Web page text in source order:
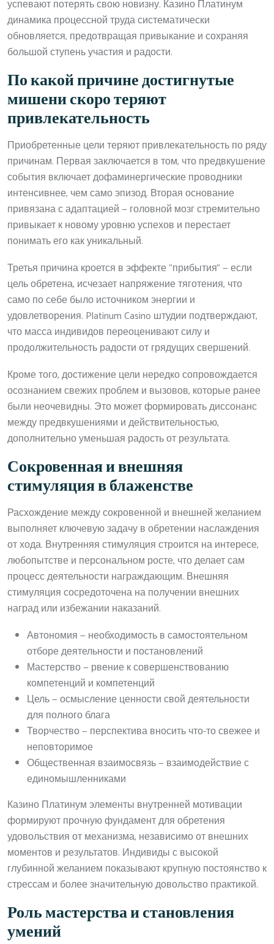
успевают потерять свою новизну. Казино Платинум
динамика процессной труда систематически
обновляется, предотвращая привыкание и сохраняя
большой ступень участия и радости.
По какой причине достигнутые
мишени скоро теряют
привлекательность
Приобретенные цели теряют привлекательность по ряду
причинам. Первая заключается в том, что предвкушение
события включает дофаминергические проводники
интенсивнее, чем само эпизод. Вторая основание
привязана с адаптацией — головной мозг стремительно
привыкает к новому уровню успехов и перестает
понимать его как уникальный.
Третья причина кроется в эффекте “прибытия” — если
цель обретена, исчезает напряжение тяготения, что
само по себе было источником энергии и
удовлетворения. Platinum Casino штудии подтверждают,
что масса индивидов переоценивают силу и
продолжительность радости от грядущих свершений.
Кроме того, достижение цели нередко сопровождается
осознанием свежих проблем и вызовов, которые ранее
были неочевидны. Это может формировать диссонанс
между предвкушениями и действительностью,
дополнительно уменьшая радость от результата.
Сокровенная и внешняя
стимуляция в блаженстве
Расхождение между сокровенной и внешней желанием
выполняет ключевую задачу в обретении наслаждения
от хода. Внутренняя стимуляция строится на интересе,
любопытстве и персональном росте, что делает сам
процесс деятельности награждающим. Внешняя
стимуляция сосредоточена на получении внешних
наград или избежании наказаний.
Автономия — необходимость в самостоятельном
отборе деятельности и постановлений
Мастерство — рвение к совершенствованию
компетенций и компетенций
Цель — осмысление ценности свой деятельности
для полного блага
Творчество — перспектива вносить что-то свежее и
неповторимое
Общественная взаимосвязь — взаимодействие с
единомышленниками
Казино Платинум элементы внутренней мотивации
формируют прочную фундамент для обретения
удовольствия от механизма, независимо от внешних
моментов и результатов. Индивиды с высокой
глубинной желанием показывают крупную постоянство к
стрессам и более значительную довольство практикой.
Роль мастерства и становления
умений